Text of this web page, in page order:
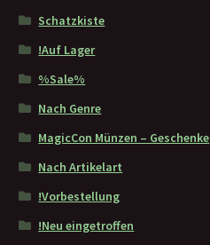
Schatzkiste
!Auf Lager
%Sale%
Nach Genre
MagicCon Münzen – Geschenke
Nach Artikelart
!Vorbestellung
!Neu eingetroffen